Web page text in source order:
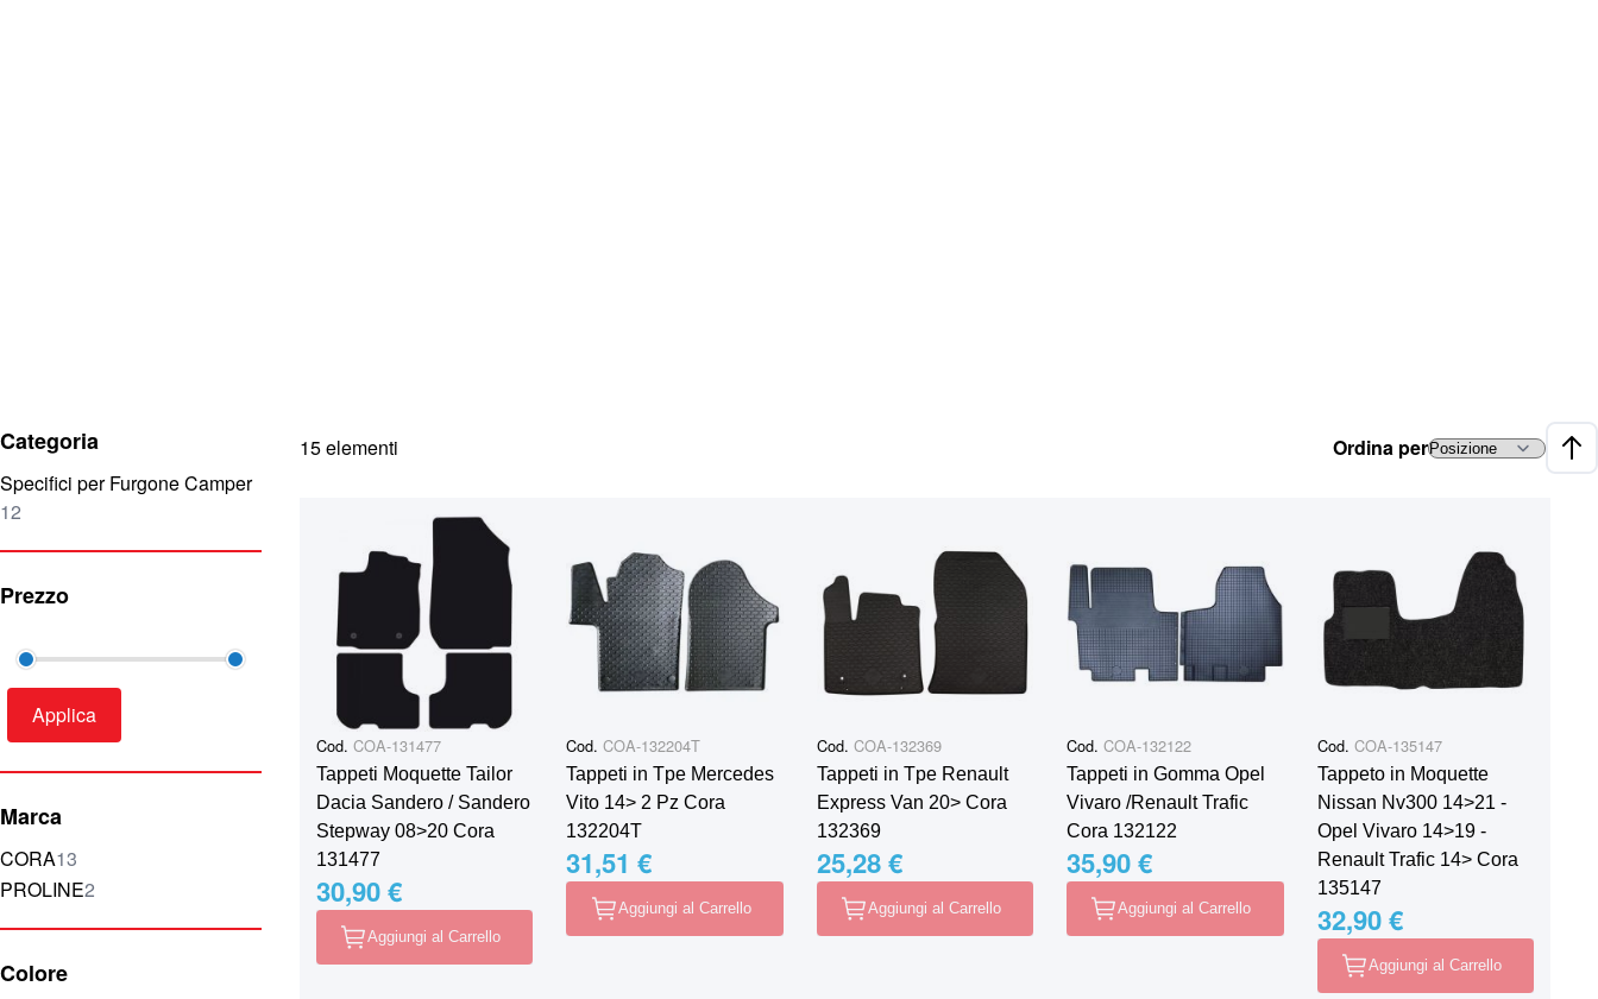
Categoria
Specifici per Furgone Camper
12
elementi
Prezzo
Applica
Marca
CORA13
elementi
PROLINE2
elementi
Colore
15elementi
Ordina per
Cod. COA-131477
Tappeti Moquette Tailor
Dacia Sandero / Sandero
Stepway 08>20 Cora
131477
30,90 €
Aggiungi al Carrello
Cod. COA-132204T
Tappeti in Tpe Mercedes
Vito 14> 2 Pz Cora
132204T
31,51 €
Aggiungi al Carrello
Cod. COA-132369
Tappeti in Tpe Renault
Express Van 20˃ Cora
132369
25,28 €
Aggiungi al Carrello
Cod. COA-132122
Tappeti in Gomma Opel
Vivaro /Renault Trafic
Cora 132122
35,90 €
Aggiungi al Carrello
Cod. COA-135147
Tappeto in Moquette
Nissan Nv300 14˃21 -
Opel Vivaro 14˃19 -
Renault Trafic 14˃ Cora
135147
32,90 €
Aggiungi al Carrello